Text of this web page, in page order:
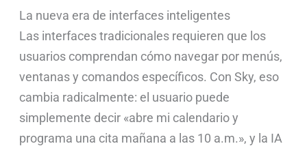
La nueva era de interfaces inteligentes
Las interfaces tradicionales requieren que los
usuarios comprendan cómo navegar por menús,
ventanas y comandos específicos. Con Sky, eso
cambia radicalmente: el usuario puede
simplemente decir «abre mi calendario y
programa una cita mañana a las 10 a.m.», y la IA